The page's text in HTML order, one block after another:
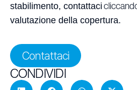
stabilimento, contattaci
valutazione della copertura.
Contattaci
CONDIVIDI